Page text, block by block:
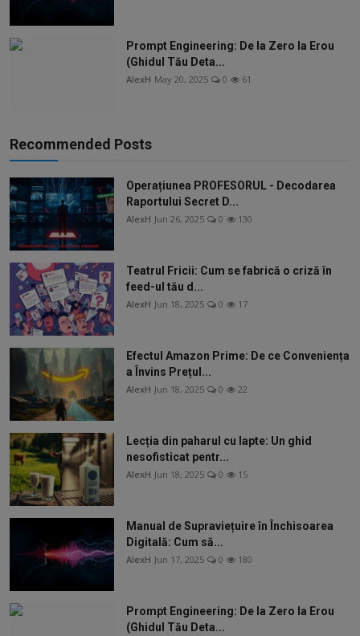
Prompt Engineering: De la Zero la Erou
(Ghidul Tău Deta...
AlexH May 20, 2025 0 61
Recommended Posts
Operațiunea PROFESORUL - Decodarea
Raportului Secret D...
AlexH Jun 26, 2025 0 130
Teatrul Fricii: Cum se fabrică o criză în
feed-ul tău d...
AlexH Jun 18, 2025 0 17
Efectul Amazon Prime: De ce Conveniența
a Învins Prețul...
AlexH Jun 18, 2025 0 22
Lecția din paharul cu lapte: Un ghid
nesofisticat pentr...
AlexH Jun 18, 2025 0 15
Manual de Supraviețuire în Închisoarea
Digitală: Cum să...
AlexH Jun 17, 2025 0 180
Prompt Engineering: De la Zero la Erou
(Ghidul Tău Deta...